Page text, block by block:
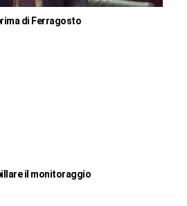
di Ferragosto
il monitoraggio